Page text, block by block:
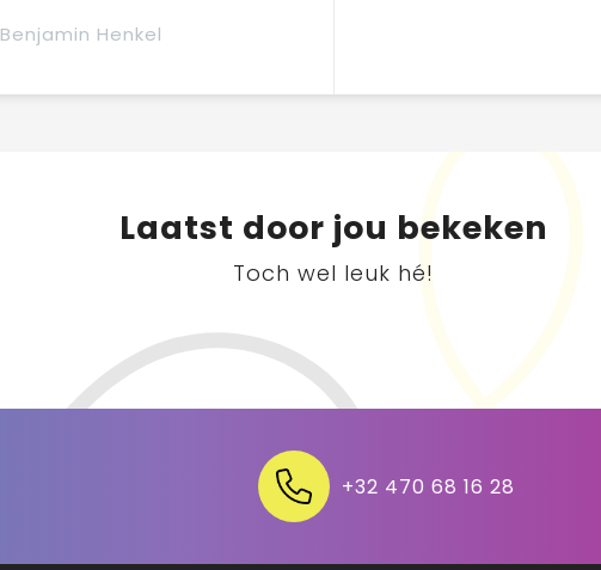
Benjamin Henkel
Laatst door jou bekeken
Toch wel leuk hé!
+32 470 68 16 28